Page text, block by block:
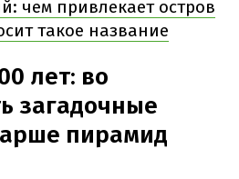
чем привлекает остров
такое название
лет: во
загадочные
пирамид